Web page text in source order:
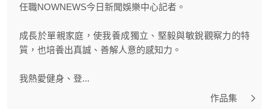
任職NOWNEWS今日新聞娛樂中心記者。
成長於單親家庭，使我養成獨立、堅毅與敏銳觀察力的特
質，也培養出真誠、善解人意的感知力。
我熱愛健身、登...
作品集